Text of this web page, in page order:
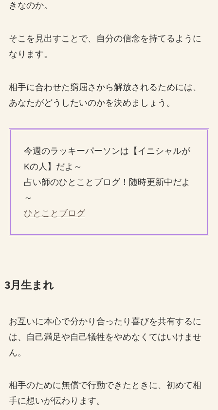
きなのか。
そこを見出すことで、自分の信念を持てるように
なります。
相手に合わせた窮屈さから解放されるためには、
あなたがどうしたいのかを決めましょう。
今週のラッキーパーソンは【イニシャルが
Kの人】だよ～
占い師のひとことブログ！随時更新中だよ
～
ひとことブログ
3月生まれ
お互いに本心で分かり合ったり喜びを共有するに
は、自己満足や自己犠牲をやめなくてはいけませ
ん。
相手のために無償で行動できたときに、初めて相
手に想いが伝わります。